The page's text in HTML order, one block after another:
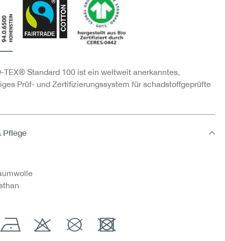
TEX® Standard 100 ist ein weltweit anerkanntes,
Prüf- und Zertifizierungssystem für schadstoffgeprüfte
Pflege